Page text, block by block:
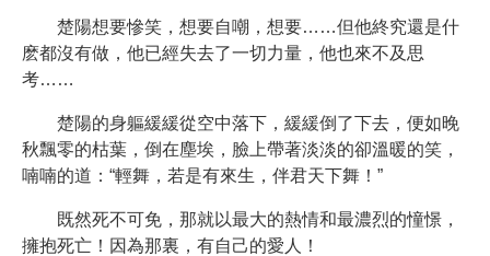
楚陽想要慘笑，想要自嘲，想要……但他終究還是什
麽都沒有做，他已經失去了一切力量，他也來不及思
考……
楚陽的身軀緩緩從空中落下，緩緩倒了下去，便如晚
秋飄零的枯葉，倒在塵埃，臉上帶著淡淡的卻溫暖的笑，
喃喃的道：“輕舞，若是有來生，伴君天下舞！”
既然死不可免，那就以最大的熱情和最濃烈的憧憬，
擁抱死亡！因為那裏，有自己的愛人！